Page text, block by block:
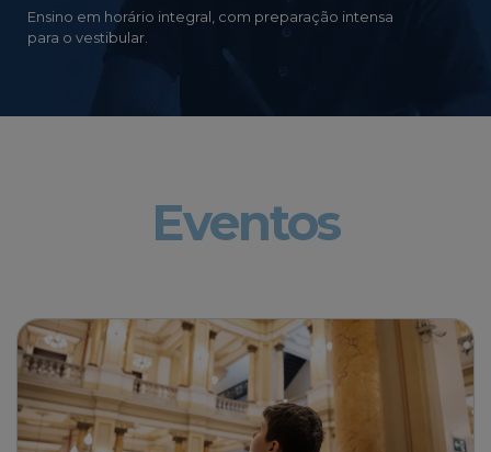
Ensino em horário integral, com preparação intensa
para o vestibular.
Eventos